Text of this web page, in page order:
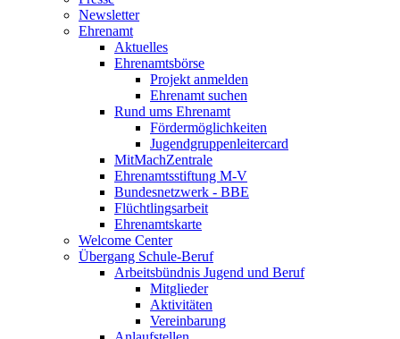
Newsletter
Ehrenamt
Aktuelles
Ehrenamtsbörse
Projekt anmelden
Ehrenamt suchen
Rund ums Ehrenamt
Fördermöglichkeiten
Jugendgruppenleitercard
MitMachZentrale
Ehrenamtsstiftung M-V
Bundesnetzwerk - BBE
Flüchtlingsarbeit
Ehrenamtskarte
Welcome Center
Übergang Schule-Beruf
Arbeitsbündnis Jugend und Beruf
Mitglieder
Aktivitäten
Vereinbarung